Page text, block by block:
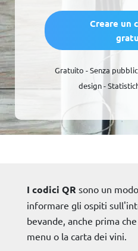
Creare un
Gratuito - Senza
design -
I codici QR sono un
informare gli ospiti
bevande, anche prima
menu o la carta dei vini.